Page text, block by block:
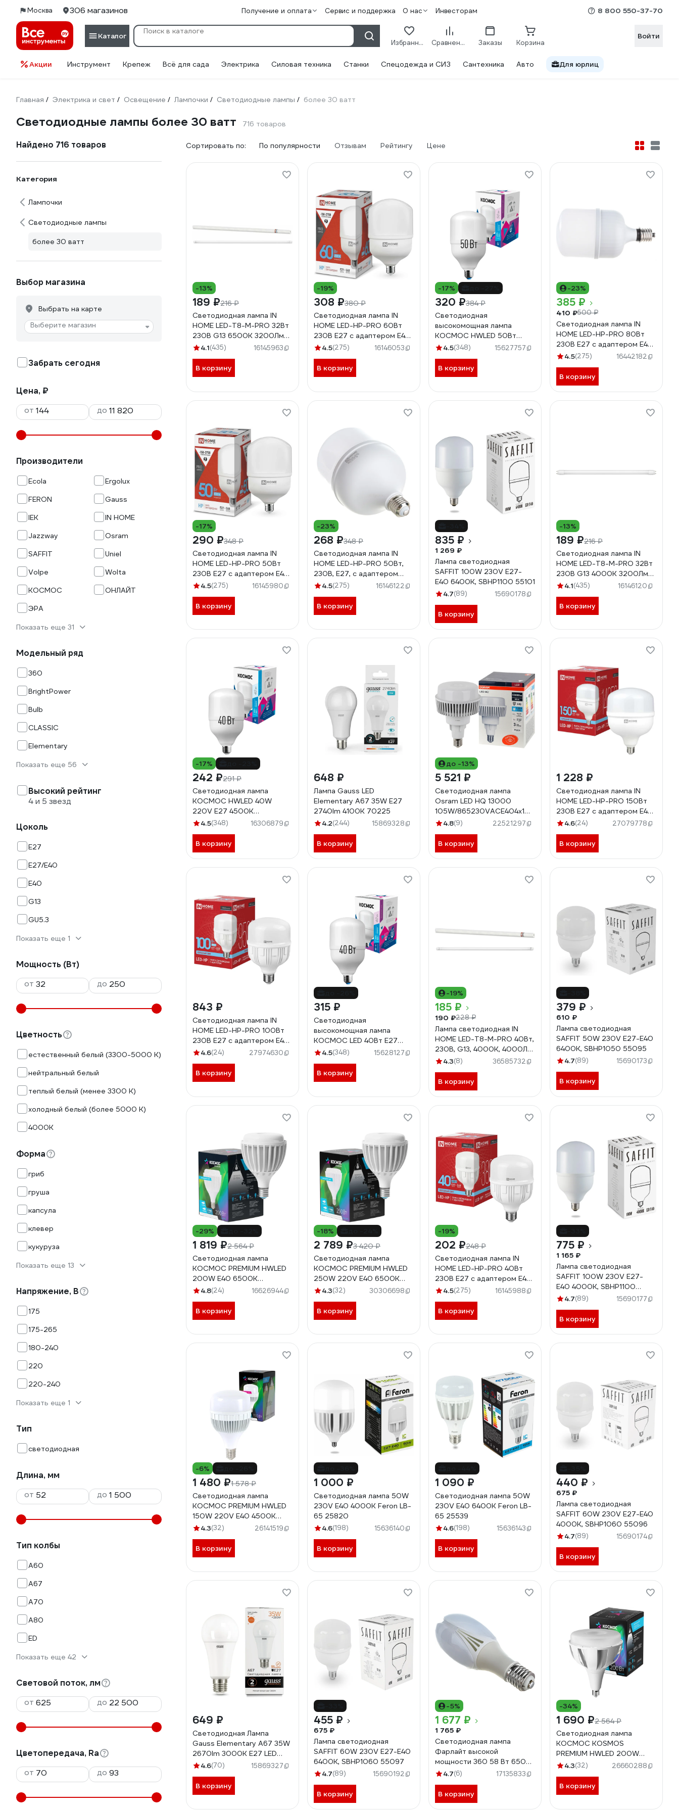
Москва 306 магазинов Получение и оплата Сервис и поддержка О нас Инвесторам 8 800 550-37-70
Каталог
Избранное Сравнение Заказы Корзина
Войти
Акции Инструмент Крепеж Всё для сада Электрика Силовая техника Станки Спецодежда и СИЗ Сантехника Авто Для юрлиц
Главная / Электрика и свет / Освещение / Лампочки / Светодиодные лампы / более 30 ватт
Светодиодные лампы более 30 ватт 716 товаров
Найдено 716 товаров
Категория
Лампочки
Светодиодные лампы
более 30 ватт
Выбор магазина
Выбрать на карте
Выберите магазин
Забрать сегодня
Цена, ₽
от
до
Производители
Ecola
Ergolux
FERON
Gauss
IEK
IN HOME
Jazzway
Osram
SAFFIT
Uniel
Volpe
Wolta
КОСМОС
ОНЛАЙТ
ЭРА
Показать еще 31
Модельный ряд
360
BrightPower
Bulb
CLASSIC
Elementary
Показать еще 56
Высокий рейтинг
4 и 5 звезд
Цоколь
E27
E27/E40
E40
G13
GU5.3
Показать еще 1
Мощность (Вт)
от
до
Цветность
естественный белый (3300-5000 К)
нейтральный белый
теплый белый (менее 3300 К)
холодный белый (более 5000 К)
4000K
Форма
гриб
груша
капсула
клевер
кукуруза
Показать еще 13
Напряжение, В
175
175-265
180-240
220
220-240
Показать еще 1
Тип
светодиодная
Длина, мм
от
до
Тип колбы
A60
A67
A70
A80
ED
Показать еще 42
Световой поток, лм
от
до
Цветопередача, Ra
от
до
Сортировать по: По популярности Отзывам Рейтингу Цене
-13%
189 ₽216 ₽
Светодиодная лампа IN
HOME LED-T8-М-PRO 32Вт
230В G13 6500К 3200Лм
1500мм матовая
4.1(435) 16145963
В корзину
-19%
308 ₽380 ₽
Светодиодная лампа IN
HOME LED-HP-PRO 60Вт
230В E27 с адаптером Е40
6500К 5700Лм
4.5(275) 16146053
В корзину
-17%
320 ₽384 ₽
Светодиодная
высокомощная лампа
КОСМОС HWLED 50Вт
220В E27 6500К 447920
4.5(348) 15627757
В корзину
-23%
385 ₽
410 ₽500 ₽
Светодиодная лампа IN
HOME LED-HP-PRO 80Вт
230В E27 с адаптером Е40
6500К 7200Лм
4.5(275) 16442182
В корзину
-17%
290 ₽348 ₽
Светодиодная лампа IN
HOME LED-HP-PRO 50Вт
230В Е27 с адаптером E40
6500К 4750Лм
4.5(275) 16145980
В корзину
-23%
268 ₽348 ₽
Светодиодная лампа IN
HOME LED-HP-PRO 50Вт,
230В, Е27, с адаптером
E40, 4000К, 4750Лм
4.5(275) 16146122
В корзину
835 ₽
1 269 ₽
Лампа светодиодная
SAFFIT 100W 230V Е27-
E40 6400K, SBHP1100 55101
4.7(89) 15690178
В корзину
-13%
189 ₽216 ₽
Светодиодная лампа IN
HOME LED-T8-М-PRO 32Вт
230В G13 4000К 3200Лм
1500мм матовая
4.1(435) 16146120
В корзину
-17%
242 ₽291 ₽
Светодиодная лампа
КОСМОС HWLED 40W
220V E27 4500K
LksmHWLED40WE2745
4.5(348) 16306879
В корзину
648 ₽
Лампа Gauss LED
Elementary A67 35W E27
2740lm 4100K 70225
4.2(244) 15869328
В корзину
до -13%
5 521 ₽
Светодиодная лампа
Osram LED HQ 13000
105W/865230VACE404x1
4058075576711
4.8(9) 22521297
В корзину
1 228 ₽
Светодиодная лампа IN
HOME LED-HP-PRO 150Вт
230В E27 с адаптером Е40
6500К 14250Лм
4.6(24) 27079778
В корзину
843 ₽
Светодиодная лампа IN
HOME LED-HP-PRO 100Вт
230В E27 с адаптером Е40
6500К 9500Лм
4.6(24) 27974630
В корзину
315 ₽
Светодиодная
высокомощная лампа
КОСМОС LED 40Вт E27
6500К 417273
4.5(348) 15628127
В корзину
-19%
185 ₽
190 ₽228 ₽
Лампа светодиодная IN
HOME LED-T8-М-PRO 40Вт,
230В, G13, 4000К, 4000Лм,
1200мм, матовая,
4690612059969
4.3(8) 36585732
В корзину
379 ₽
610 ₽
Лампа светодиодная
SAFFIT 50W 230V E27-E40
6400K, SBHP1050 55095
4.7(89) 15690173
В корзину
-29%
1 819 ₽2 564 ₽
Светодиодная лампа
КОСМОС PREMIUM HWLED
200W E40 6500K
KHWLED200WE4065
4.8(24) 16626944
В корзину
-18%
2 789 ₽3 420 ₽
Светодиодная лампа
КОСМОС PREMIUM HWLED
250W 220V E40 6500K
KHWLED250WE4065
4.3(32) 30306698
В корзину
-19%
202 ₽248 ₽
Светодиодная лампа IN
HOME LED-HP-PRO 40Вт
230В Е27 с адаптером E40
6500К 3600Лм
4.5(275) 16145988
В корзину
775 ₽
1 165 ₽
Лампа светодиодная
SAFFIT 100W 230V E27-
E40 4000K, SBHP1100
55100
4.7(89) 15690177
В корзину
-6%
1 480 ₽1 578 ₽
Светодиодная лампа
КОСМОС PREMIUM HWLED
150W 220V E40 4500K
KHWLED150WE4045
4.3(32) 26141519
В корзину
1 000 ₽
Светодиодная лампа 50W
230V E40 4000K Feron LB-
65 25820
4.6(198) 15636140
В корзину
1 090 ₽
Светодиодная лампа 50W
230V E40 6400K Feron LB-
65 25539
4.6(198) 15636143
В корзину
440 ₽
675 ₽
Лампа светодиодная
SAFFIT 60W 230V E27-E40
4000K, SBHP1060 55096
4.7(89) 15690174
В корзину
649 ₽
Светодиодная Лампа
Gauss Elementary A67 35W
2670lm 3000K E27 LED
1/10/50 70215
4.6(70) 15869327
В корзину
455 ₽
675 ₽
Лампа светодиодная
SAFFIT 60W 230V E27-E40
6400K, SBHP1060 55097
4.7(89) 15690192
В корзину
-5%
1 677 ₽
1 765 ₽
Светодиодная лампа
Фарлайт высокой
мощности 360 58 Вт 6500
К Е40 FAR000179
4.7(6) 17135833
В корзину
-34%
1 690 ₽2 564 ₽
Светодиодная лампа
КОСМОС KOSMOS
PREMIUM HWLED 200W
220V E40 4500K
4.3(32) 26660288
В корзину